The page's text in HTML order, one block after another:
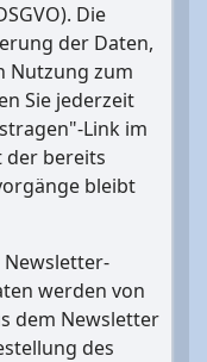
Die
der Daten,
Nutzung zum
Sie jederzeit
Link im
der bereits
bleibt
Newsletter-
werden von
dem Newsletter
des